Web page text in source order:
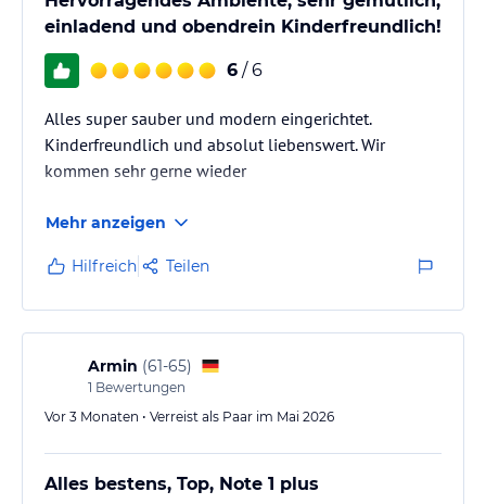
einladend und obendrein Kinderfreundlich!
6 / 6
Alles super sauber und modern eingerichtet.
Kinderfreundlich und absolut liebenswert. Wir
kommen sehr gerne wieder
Mehr anzeigen
Hilfreich Teilen
Armin (61-65)
1 Bewertungen
Vor 3 Monaten • Verreist als Paar im Mai 2026
Alles bestens, Top, Note 1 plus